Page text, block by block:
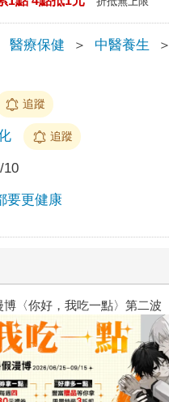
醫療保健 ＞ 中醫養生 ＞
追蹤
追蹤
10
要更健康
博〈你好，我吃一點〉第二波